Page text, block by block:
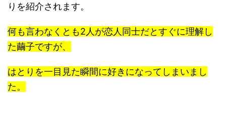
りを紹介されます。
何も言わなくとも2人が恋人同士だとすぐに理解し
た繭子ですが、
はとりを一目見た瞬間に好きになってしまいまし
た。